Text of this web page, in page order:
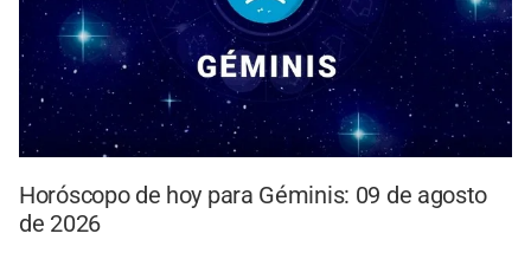
Horóscopo de hoy para Géminis: 09 de agosto
de 2026